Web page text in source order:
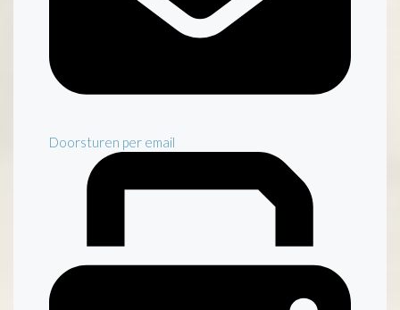
Doorsturen per email